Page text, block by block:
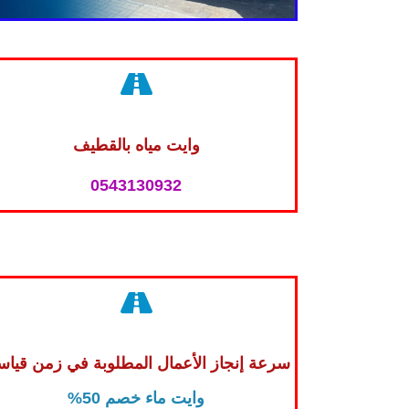
وايت مياه بالقطيف
0543130932
سرعة إنجاز الأعمال المطلوبة في زمن
وايت ماء خصم 50%